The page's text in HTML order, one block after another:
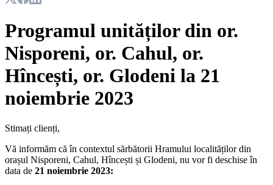
Programul unităților din or.
Nisporeni, or. Cahul, or.
Hîncești, or. Glodeni la 21
noiembrie 2023
Stimați clienți,
Vă informăm că în contextul sărbătorii Hramului localităților din
orașul Nisporeni, Cahul, Hîncești și Glodeni, nu vor fi deschise în
data de 21 noiembrie 2023: